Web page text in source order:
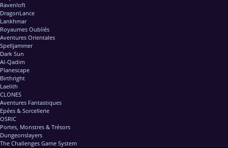
Ravenloft
DragonLance
Lankhmar
Royaumes Oubliés
Aventures Orientales
Spelljammer
Dark Sun
Al-Qadim
Planescape
Birthright
Laelith
CLONES
Aventures Fantastiques
Epées & Sorcellerie
OSRIC
Portes, Monstres & Trésors
Dungeonslayers
The Challenges Game System